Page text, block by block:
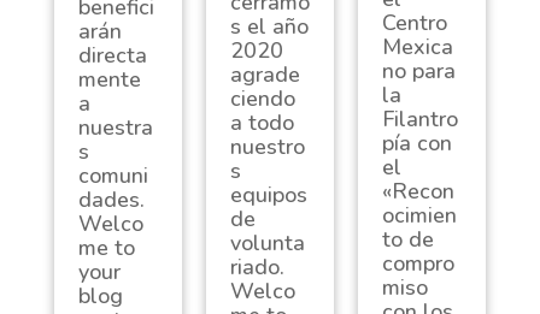
benefici
arán
directa
mente
a
nuestra
s
comuni
dades.
Welco
me to
your
blog
s el año
2020
agrade
ciendo
a todo
nuestro
s
equipos
de
volunta
riado.
Welco
Centro
Mexica
no para
la
Filantro
pía con
el
«Recon
ocimien
to de
compro
miso